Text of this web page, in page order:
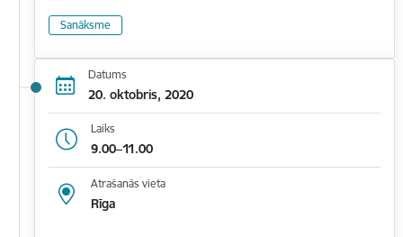
Sanāksme
Datums
20. oktobris, 2020
Laiks
9.00–11.00
Atrašanās vieta
Rīga